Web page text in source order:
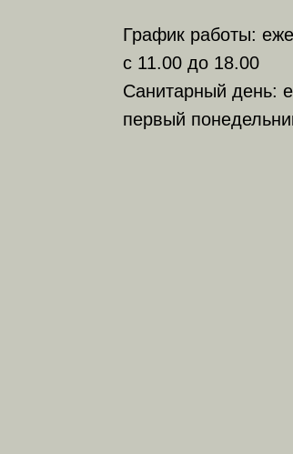
График работы:
с 11.00 до 18.00
Санитарный день:
первый